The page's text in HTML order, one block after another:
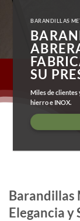
BARANDILLAS
SU
Miles de clientes
hierro e INOX.
Barandillas
Elegancia y